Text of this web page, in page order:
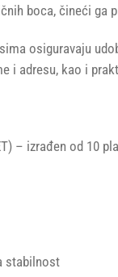
boca, čineći ga
osiguravaju
i adresu, kao i
– izrađen od 10
stabilnost